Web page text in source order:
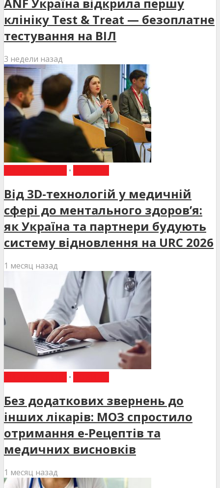
ANF Україна відкрила першу
клініку Test & Treat — безоплатне
тестування на ВІЛ
3 недели назад
•
Від 3D-технологій у медичній
сфері до ментального здоров’я:
як Україна та партнери будують
систему відновлення на URC 2026
1 месяц назад
•
Без додаткових звернень до
інших лікарів: МОЗ спростило
отримання е-Рецептів та
медичних висновків
1 месяц назад